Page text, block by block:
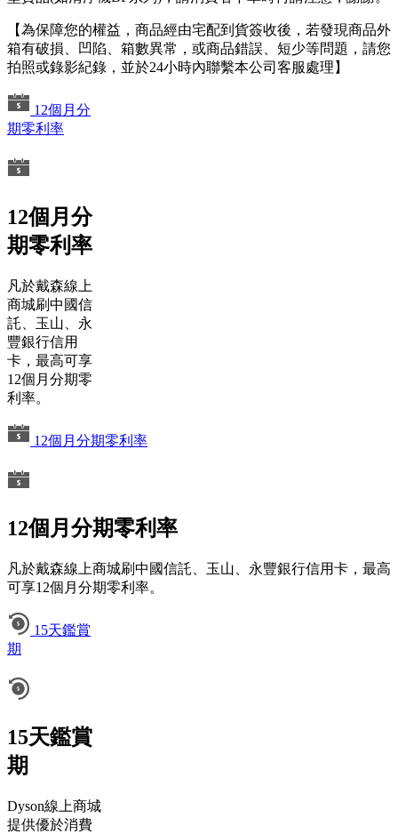
【為保障您的權益，商品經由宅配到貨簽收後，若發現商品外
箱有破損、凹陷、箱數異常，或商品錯誤、短少等問題，請您
拍照或錄影紀錄，並於24小時內聯繫本公司客服處理】
12個月分
期零利率
12個月分
期零利率
凡於戴森線上
商城刷中國信
託、玉山、永
豐銀行信用
卡，最高可享
12個月分期零
利率。
12個月分期零利率
12個月分期零利率
凡於戴森線上商城刷中國信託、玉山、永豐銀行信用卡，最高
可享12個月分期零利率。
15天鑑賞
期
15天鑑賞
期
Dyson線上商城
提供優於消費